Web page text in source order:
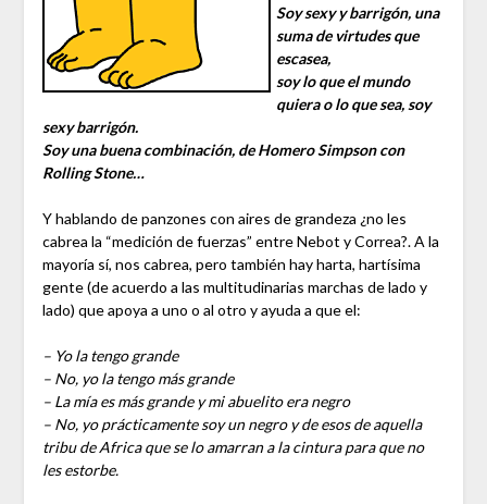
Soy sexy y barrigón, una
suma de virtudes que
escasea,
soy lo que el mundo
quiera o lo que sea, soy
sexy barrigón.
Soy una buena combinación, de Homero Simpson con
Rolling Stone…
Y hablando de panzones con aires de grandeza ¿no les
cabrea la “medición de fuerzas” entre Nebot y Correa?. A la
mayoría sí, nos cabrea, pero también hay harta, hartísima
gente (de acuerdo a las multitudinarias marchas de lado y
lado) que apoya a uno o al otro y ayuda a que el:
– Yo la tengo grande
– No, yo la tengo más grande
– La mía es más grande y mi abuelito era negro
– No, yo prácticamente soy un negro y de esos de aquella
tribu de Africa que se lo amarran a la cintura para que no
les estorbe.